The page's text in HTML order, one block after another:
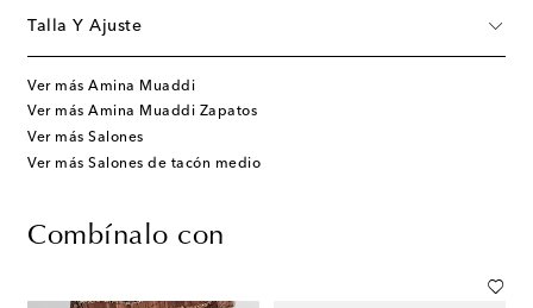
Talla Y Ajuste
Ver más Amina Muaddi
Ver más Amina Muaddi Zapatos
Ver más Salones
Ver más Salones de tacón medio
Combínalo con